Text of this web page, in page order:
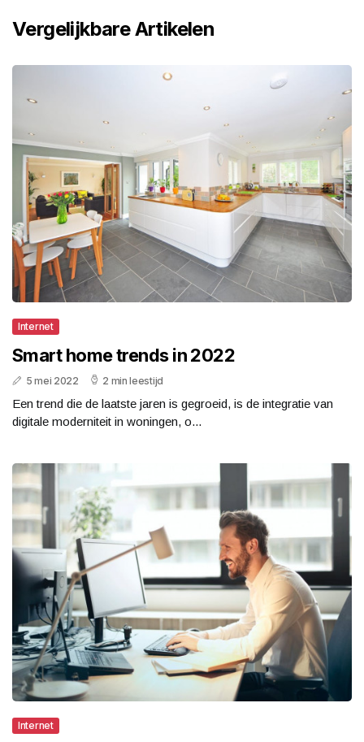
Vergelijkbare Artikelen
Internet
Smart home trends in 2022
5 mei 2022 2 min leestijd
Een trend die de laatste jaren is gegroeid, is de integratie van
digitale moderniteit in woningen, o...
Internet